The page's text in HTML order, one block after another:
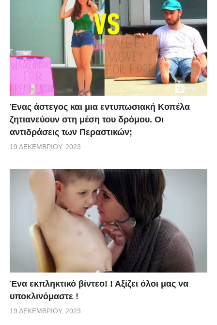
Ένας άστεγος και μια εντυπωσιακή Κοπέλα
ζητιανεύουν στη μέση του δρόμου. Οι
αντιδράσεις των Περαστικών;
19 ΔΕΚΕΜΒΡΊΟΥ, 2023
Ένα εκπληκτικό βίντεο! ! Αξίζει όλοι μας να
υποκλινόμαστε !
19 ΔΕΚΕΜΒΡΊΟΥ, 2023